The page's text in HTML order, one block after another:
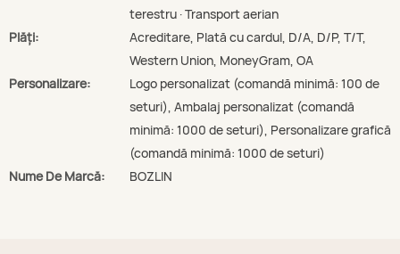
terestru · Transport aerian
Plăți:
Acreditare, Plată cu cardul, D/A, D/P, T/T,
Western Union, MoneyGram, OA
Personalizare:
Logo personalizat (comandă minimă: 100 de
seturi), Ambalaj personalizat (comandă
minimă: 1000 de seturi), Personalizare grafică
(comandă minimă: 1000 de seturi)
Nume De Marcă:
BOZLIN